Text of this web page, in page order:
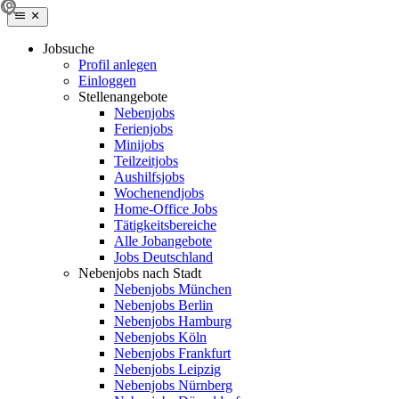
Jobsuche
Profil anlegen
Einloggen
Stellenangebote
Nebenjobs
Ferienjobs
Minijobs
Teilzeitjobs
Aushilfsjobs
Wochenendjobs
Home-Office Jobs
Tätigkeitsbereiche
Alle Jobangebote
Jobs Deutschland
Nebenjobs nach Stadt
Nebenjobs München
Nebenjobs Berlin
Nebenjobs Hamburg
Nebenjobs Köln
Nebenjobs Frankfurt
Nebenjobs Leipzig
Nebenjobs Nürnberg